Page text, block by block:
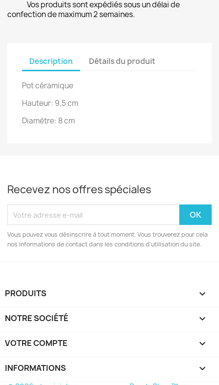
Vos produits sont expédiés sous un délai de
confection de maximum 2 semaines.
Description Détails du produit
Pot céramique
Hauteur: 9,5 cm
Diamètre: 8 cm
Recevez nos offres spéciales
Vous pouvez vous désinscrire à tout moment. Vous trouverez pour cela
nos informations de contact dans les conditions d'utilisation du site.
PRODUITS 
NOTRE SOCIÉTÉ 
VOTRE COMPTE 
INFORMATIONS keyboard_arrow_down